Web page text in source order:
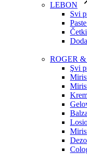
LEBON
Svi
ROGER
Şvi